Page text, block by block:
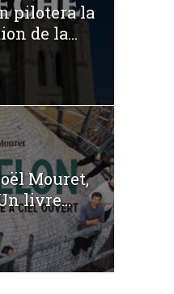
pilotera la
de la...
Mouret,
livre...